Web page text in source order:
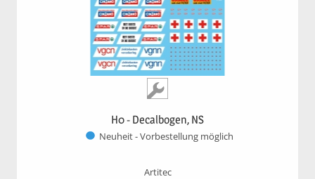
H0 - Decalbogen, NS
Neuheit - Vorbestellung möglich
Artitec